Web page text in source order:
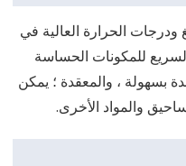
ودرجات الحرارة العالية في
للمكونات الحساسة
بسهولة ، والمعقدة ؛ يمكن
والمواد الأخرى.